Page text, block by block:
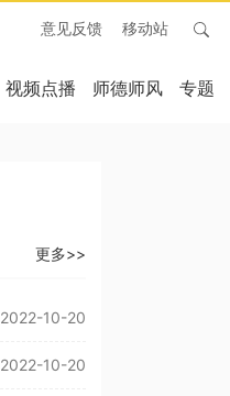
意见反馈 移动站
视频点播 师德师风 专题
更多>>
2022-10-20
2022-10-20